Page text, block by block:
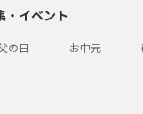
・イベント
の日 お中元